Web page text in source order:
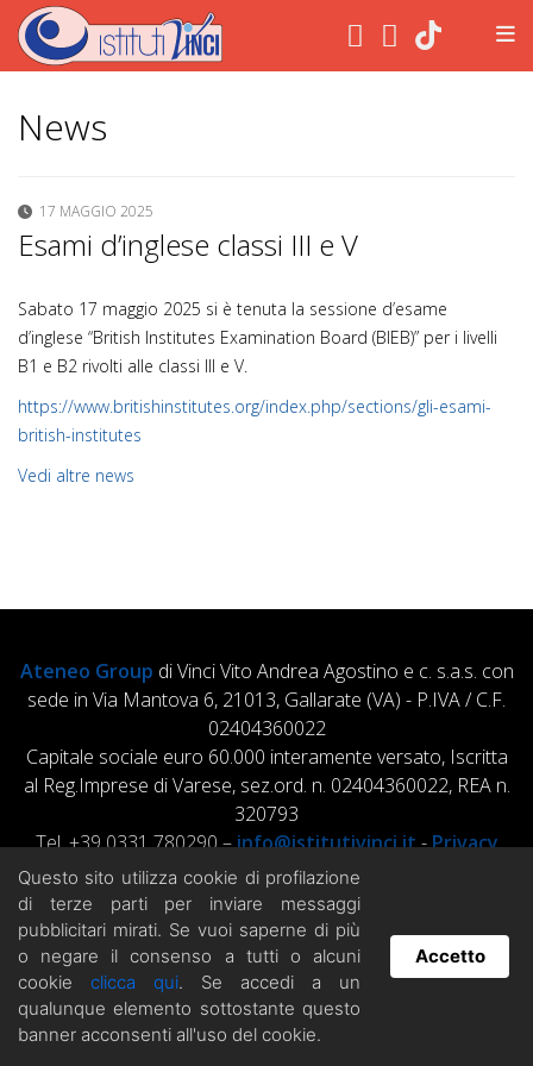
.
News
17 MAGGIO 2025
Esami d’inglese classi III e V
Sabato 17 maggio 2025 si è tenuta la sessione d’esame
d’inglese “British Institutes Examination Board (BIEB)” per i livelli
B1 e B2 rivolti alle classi III e V.
https://www.britishinstitutes.org/index.php/sections/gli-esami-
british-institutes
Vedi altre news
Ateneo Group di Vinci Vito Andrea Agostino e c. s.a.s. con
sede in Via Mantova 6, 21013, Gallarate (VA) - P.IVA / C.F.
02404360022
Capitale sociale euro 60.000 interamente versato, Iscritta
al Reg.Imprese di Varese, sez.ord. n. 02404360022, REA n.
320793
Tel. +39 0331 780290 –info@istitutivinci.it-Privacy
Policy
Hai domande? Chatta con noi!
Questo sito utilizza cookie di profilazione
di terze parti per inviare messaggi
pubblicitari mirati. Se vuoi saperne di più
o negare il consenso a tutti o alcuni
cookie clicca qui. Se accedi a un
qualunque elemento sottostante questo
banner acconsenti all'uso del cookie.
Accetto